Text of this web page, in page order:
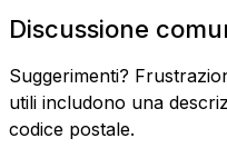
Discussione
Suggerimenti?
utili includono una
codice postale.